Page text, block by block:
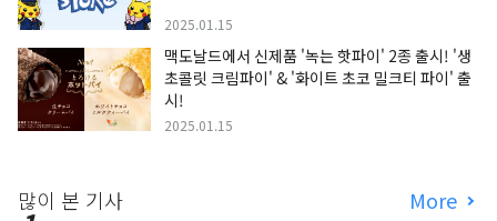
2025.01.15
맥도날드에서 신제품 '녹는 핫파이' 2종 출시! '생
초콜릿 크림파이' & '화이트 초코 밀크티 파이' 출
시!
2025.01.15
많이 본 기사 More